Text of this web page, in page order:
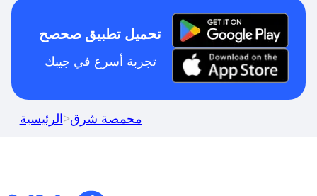
تحميل تطبيق صحصح
تجربة أسرع في جيبك
الرئيسية>محمصة شرق